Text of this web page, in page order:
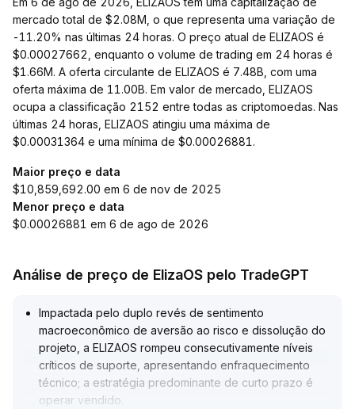
mercado total de $2.08M, o que representa uma variação de
-11.20% nas últimas 24 horas. O preço atual de ELIZAOS é
$0.00027662, enquanto o volume de trading em 24 horas é
$1.66M. A oferta circulante de ELIZAOS é 7.48B, com uma
oferta máxima de 11.00B. Em valor de mercado, ELIZAOS
ocupa a classificação 2152 entre todas as criptomoedas. Nas
últimas 24 horas, ELIZAOS atingiu uma máxima de
$0.00031364 e uma mínima de $0.00026881.
Maior preço e data
$10,859,692.00 em 6 de nov de 2025
Menor preço e data
$0.00026881 em 6 de ago de 2026
Análise de preço de ElizaOS pelo TradeGPT
Impactada pelo duplo revés de sentimento
macroeconômico de aversão ao risco e dissolução do
projeto, a ELIZAOS rompeu consecutivamente níveis
críticos de suporte, apresentando enfraquecimento
técnico; a estratégia predominante de curto prazo é
operar vendido